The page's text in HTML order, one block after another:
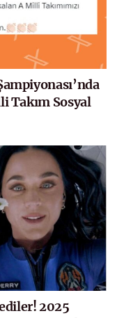
Takım Sosyal
2025